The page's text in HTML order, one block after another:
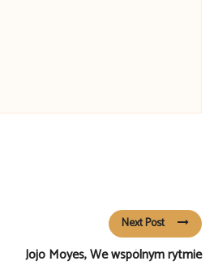
Next Post
Jojo Moyes, We wspólnym rytmie